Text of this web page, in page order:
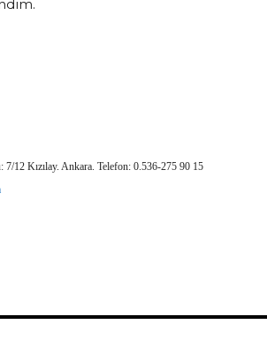
7/12 Kızılay. Ankara. Telefon: 0.536-275 90 15